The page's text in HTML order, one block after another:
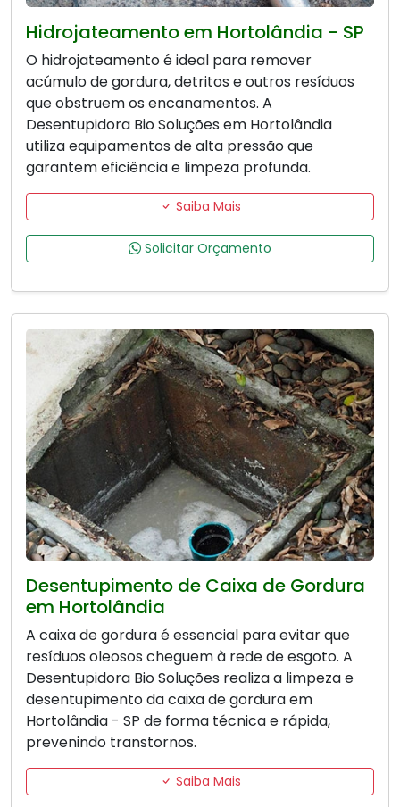
Hidrojateamento em Hortolândia - SP
O hidrojateamento é ideal para remover
acúmulo de gordura, detritos e outros resíduos
que obstruem os encanamentos. A
Desentupidora Bio Soluções em Hortolândia
utiliza equipamentos de alta pressão que
garantem eficiência e limpeza profunda.
Saiba Mais
Solicitar Orçamento
Desentupimento de Caixa de Gordura
em Hortolândia
A caixa de gordura é essencial para evitar que
resíduos oleosos cheguem à rede de esgoto. A
Desentupidora Bio Soluções realiza a limpeza e
desentupimento da caixa de gordura em
Hortolândia - SP de forma técnica e rápida,
prevenindo transtornos.
Saiba Mais